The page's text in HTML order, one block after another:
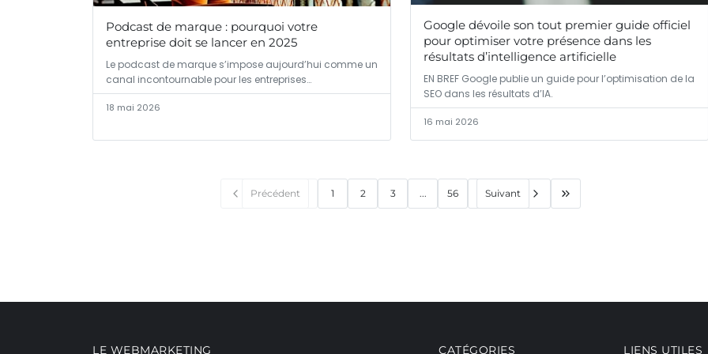
Podcast de marque : pourquoi votre
entreprise doit se lancer en 2025
Le podcast de marque s’impose aujourd’hui comme un
canal incontournable pour les entreprises…
18 mai 2026
Google dévoile son tout premier guide officiel
pour optimiser votre présence dans les
résultats d’intelligence artificielle
EN BREF Google publie un guide pour l’optimisation de la
SEO dans les résultats d’IA.
16 mai 2026
Précédent 1 2 3 ... 56 Suivant
LE WEBMARKETING CATÉGORIES LIENS UTILES